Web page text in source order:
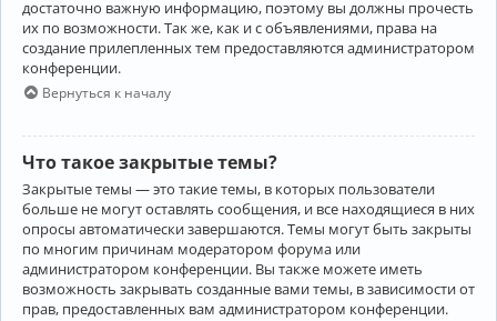
достаточно важную информацию, поэтому вы должны прочесть
их по возможности. Так же, как и с объявлениями, права на
создание прилепленных тем предоставляются администратором
конференции.
Вернуться к началу
Что такое закрытые темы?
Закрытые темы — это такие темы, в которых пользователи
больше не могут оставлять сообщения, и все находящиеся в них
опросы автоматически завершаются. Темы могут быть закрыты
по многим причинам модератором форума или
администратором конференции. Вы также можете иметь
возможность закрывать созданные вами темы, в зависимости от
прав, предоставленных вам администратором конференции.